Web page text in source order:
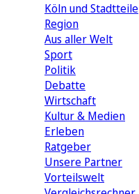
Köln und Stadtteile
Region
Aus aller Welt
Sport
Politik
Debatte
Wirtschaft
Kultur & Medien
Erleben
Ratgeber
Unsere Partner
Vorteilswelt